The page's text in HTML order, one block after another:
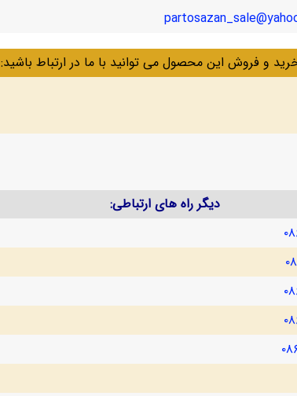
و فروش این محصول می توانید با ما در ارتباط باشید:
دیگر راه های ارتباطی: